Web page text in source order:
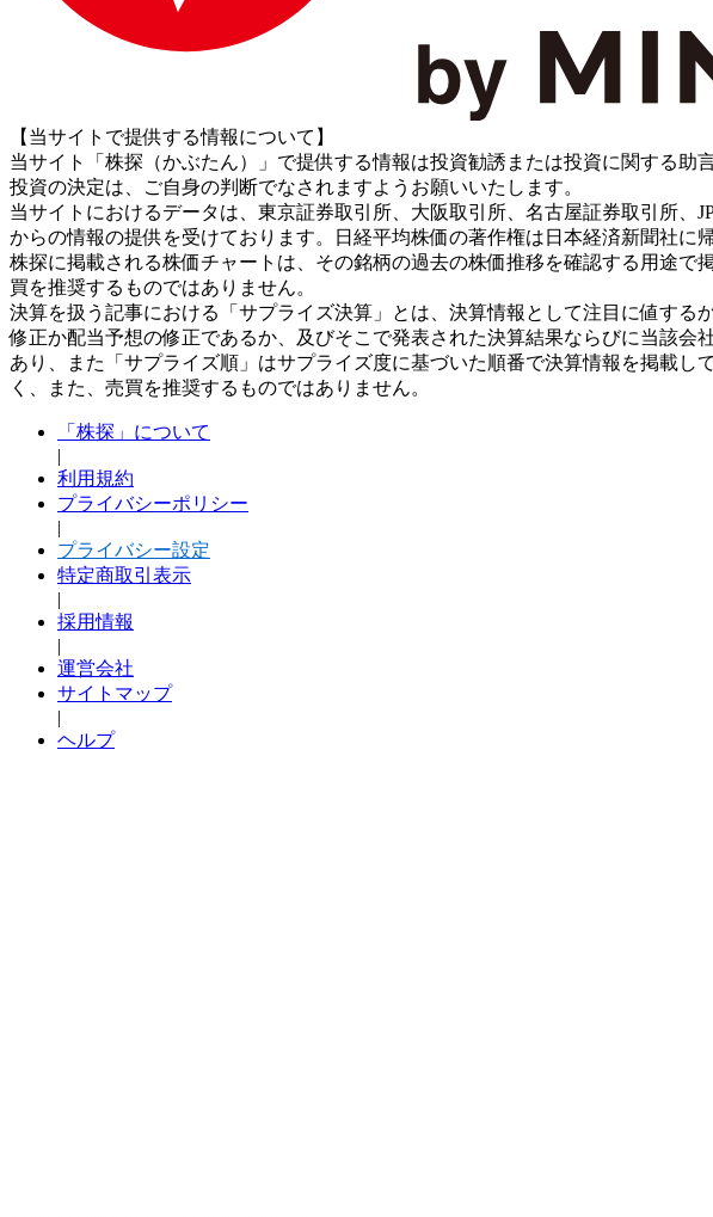
【当サイトで提供する情報について】
当サイト「株探（かぶたん）」で提供する情報は投資勧誘または投資に関する助
投資の決定は、ご自身の判断でなされますようお願いいたします。
当サイトにおけるデータは、東京証券取引所、大阪取引所、名古屋証券取引所、
からの情報の提供を受けております。日経平均株価の著作権は日本経済新聞社に帰
株探に掲載される株価チャートは、その銘柄の過去の株価推移を確認する用途
買を推奨するものではありません。
決算を扱う記事における「サプライズ決算」とは、決算情報として注目に値す
修正か配当予想の修正であるか、及びそこで発表された決算結果ならびに当該
あり、また「サプライズ順」はサプライズ度に基づいた順番で決算情報を掲載
く、また、売買を推奨するものではありません。
「株探」について
|
利用規約
プライバシーポリシー
|
プライバシー設定
特定商取引表示
|
採用情報
|
運営会社
サイトマップ
|
ヘルプ